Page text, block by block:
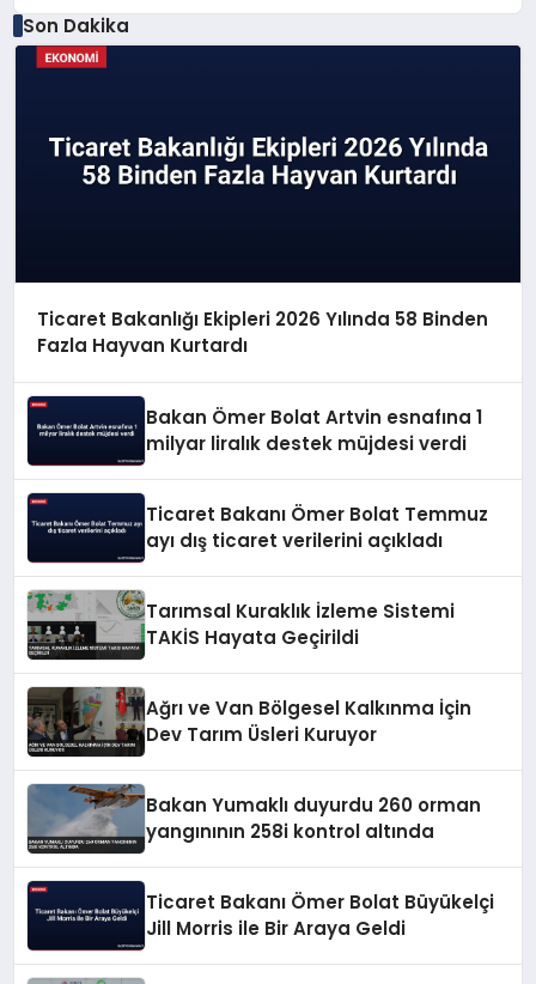
Son Dakika
Ticaret Bakanlığı Ekipleri 2026 Yılında 58 Binden
Fazla Hayvan Kurtardı
Bakan Ömer Bolat Artvin esnafına 1
milyar liralık destek müjdesi verdi
Ticaret Bakanı Ömer Bolat Temmuz
ayı dış ticaret verilerini açıkladı
Tarımsal Kuraklık İzleme Sistemi
TAKİS Hayata Geçirildi
Ağrı ve Van Bölgesel Kalkınma İçin
Dev Tarım Üsleri Kuruyor
Bakan Yumaklı duyurdu 260 orman
yangınının 258i kontrol altında
Ticaret Bakanı Ömer Bolat Büyükelçi
Jill Morris ile Bir Araya Geldi